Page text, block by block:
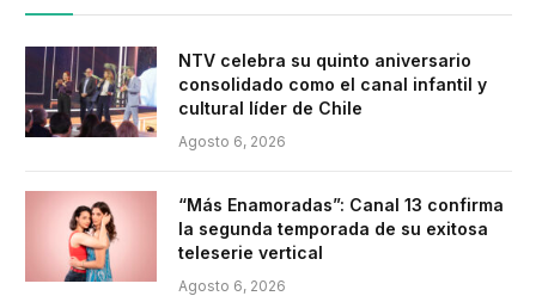
NTV celebra su quinto aniversario
consolidado como el canal infantil y
cultural líder de Chile
Agosto 6, 2026
“Más Enamoradas”: Canal 13 confirma
la segunda temporada de su exitosa
teleserie vertical
Agosto 6, 2026